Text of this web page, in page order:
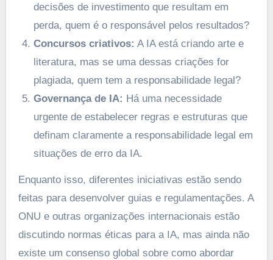
decisões de investimento que resultam em
perda, quem é o responsável pelos resultados?
Concursos criativos: A IA está criando arte e
literatura, mas se uma dessas criações for
plagiada, quem tem a responsabilidade legal?
Governança de IA: Há uma necessidade
urgente de estabelecer regras e estruturas que
definam claramente a responsabilidade legal em
situações de erro da IA.
Enquanto isso, diferentes iniciativas estão sendo
feitas para desenvolver guias e regulamentações. A
ONU e outras organizações internacionais estão
discutindo normas éticas para a IA, mas ainda não
existe um consenso global sobre como abordar